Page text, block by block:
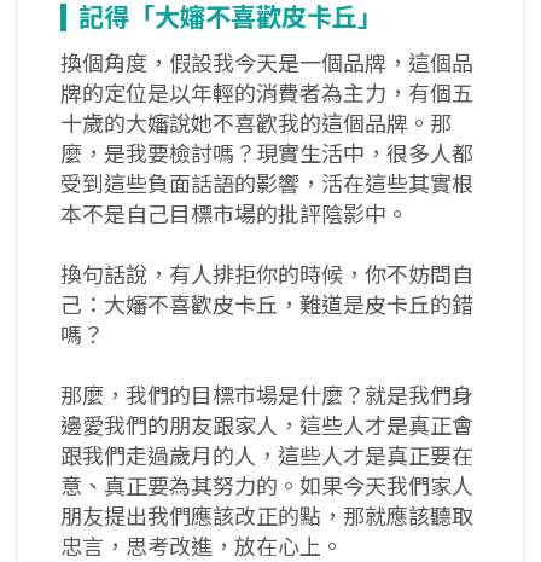
記得「大嬸不喜歡皮卡丘」
換個角度，假設我今天是一個品牌，這個品
牌的定位是以年輕的消費者為主力，有個五
十歲的大嬸說她不喜歡我的這個品牌。那
麼，是我要檢討嗎？現實生活中，很多人都
受到這些負面話語的影響，活在這些其實根
本不是自己目標市場的批評陰影中。
換句話說，有人排拒你的時候，你不妨問自
己：大嬸不喜歡皮卡丘，難道是皮卡丘的錯
嗎？
那麼，我們的目標市場是什麼？就是我們身
邊愛我們的朋友跟家人，這些人才是真正會
跟我們走過歲月的人，這些人才是真正要在
意、真正要為其努力的。如果今天我們家人
朋友提出我們應該改正的點，那就應該聽取
忠言，思考改進，放在心上。